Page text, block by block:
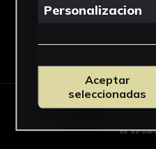
Personalizacion
Aceptar
seleccionadas